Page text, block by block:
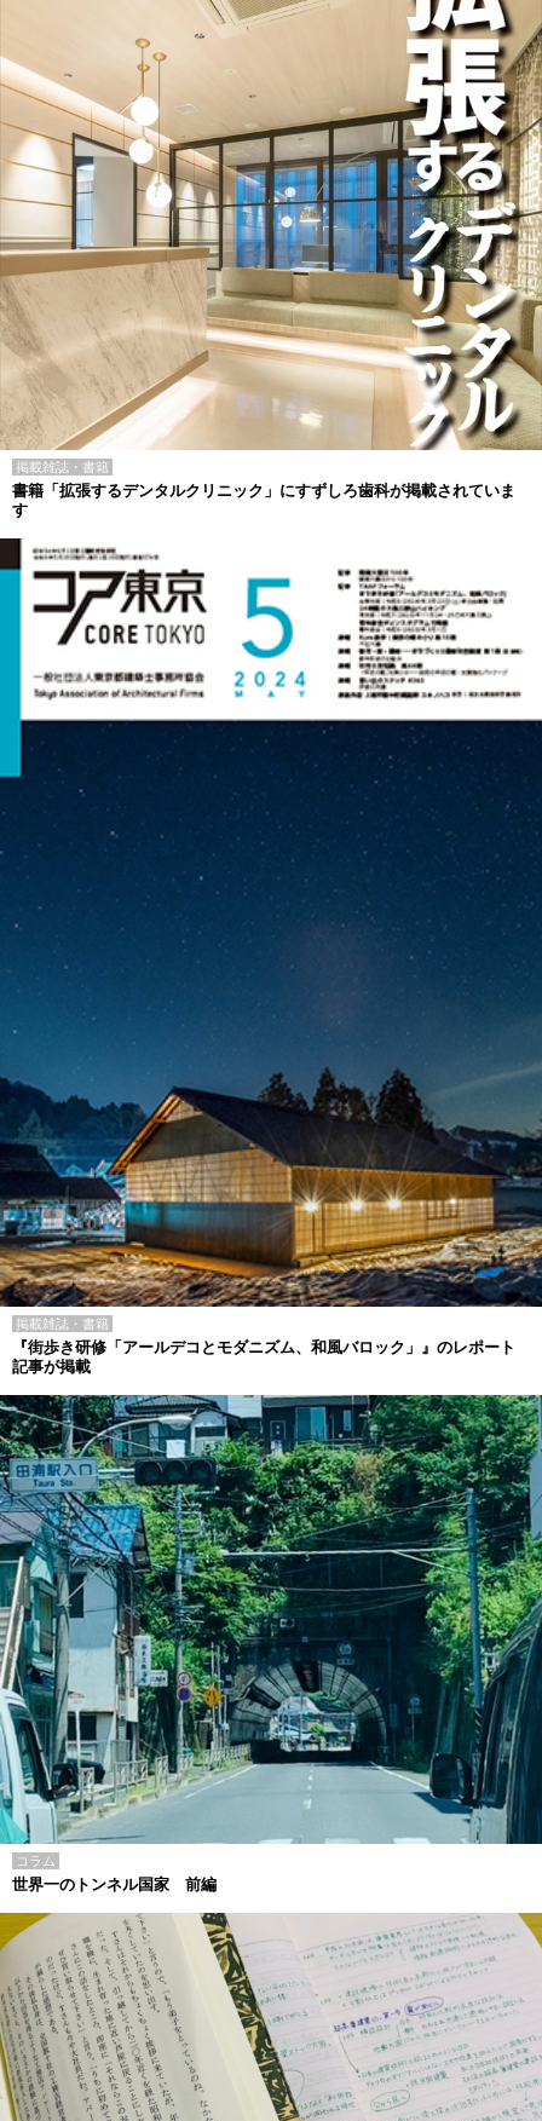
掲載雑誌・書籍
書籍「拡張するデンタルクリニック」にすずしろ歯科が掲載されていま
す
掲載雑誌・書籍
『街歩き研修「アールデコとモダニズム、和風バロック」』のレポート
記事が掲載
コラム
世界一のトンネル国家 前編